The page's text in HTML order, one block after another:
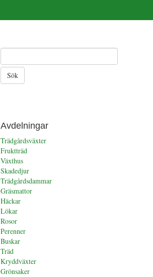
Avdelningar
Trädgårdsväxter
Fruktträd
Växthus
Skadedjur
Trädgårdsdammar
Gräsmattor
Häckar
Lökar
Rosor
Perenner
Buskar
Träd
Kryddväxter
Grönsaker